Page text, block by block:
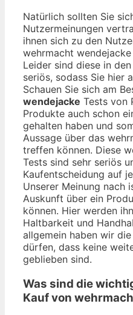
Natürlich sollten Sie
Nutzermeinungen
ihnen sich zu den
wehrmacht
Leider sind diese in
seriös, sodass Sie hier
Schauen Sie sich am
wendejacke Tests von
Produkte auch schon
gehalten haben und
Aussage über das
treffen können. Diese
Tests sind sehr seriös
Kaufentscheidung auf
Unserer Meinung nach
Auskunft über ein
können. Hier werden
Haltbarkeit und
allgemein haben wir
dürfen, dass keine
geblieben sind.
Was sind die
Kauf von